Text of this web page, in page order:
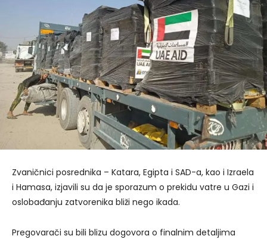
Zvaničnici posrednika – Katara, Egipta i SAD-a, kao i Izraela
i Hamasa, izjavili su da je sporazum o prekidu vatre u Gazi i
oslobađanju zatvorenika bliži nego ikada.
Pregovarači su bili blizu dogovora o finalnim detaljima